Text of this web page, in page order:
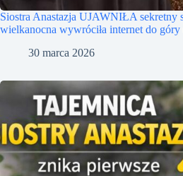
Siostra Anastazja UJAWNIŁA sekretny
wielkanocna wywróciła internet do góry
30 marca 2026